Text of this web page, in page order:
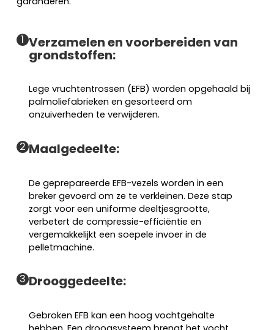
1 Verzamelen en voorbereiden van
grondstoffen:
Lege vruchtentrossen (EFB) worden opgehaald bij
palmoliefabrieken en gesorteerd om
onzuiverheden te verwijderen.
2 Maalgedeelte:
De geprepareerde EFB-vezels worden in een
breker gevoerd om ze te verkleinen. Deze stap
zorgt voor een uniforme deeltjesgrootte,
verbetert de compressie-efficiëntie en
vergemakkelijkt een soepele invoer in de
pelletmachine.
3 Drooggedeelte:
Gebroken EFB kan een hoog vochtgehalte